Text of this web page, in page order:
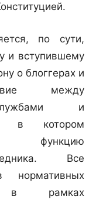
по сути,
и вступившему
о блоггерах и
между
службами и
в котором
функцию
Все
нормативных
в рамках